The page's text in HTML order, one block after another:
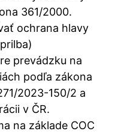
361/2000.
ochrana hlavy
prevádzku na
podľa zákona
2023-150/2 a
v ČR.
na základe COC